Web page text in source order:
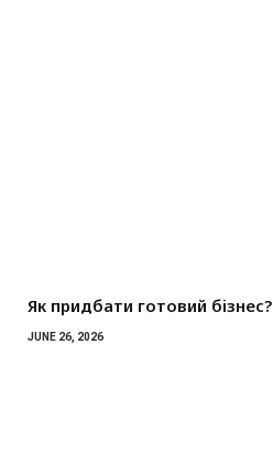
Як придбати готовий бізнес?
JUNE 26, 2026